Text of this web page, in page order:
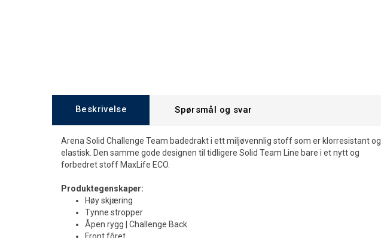
Beskrivelse Spørsmål og svar
Arena Solid Challenge Team badedrakt i ett miljøvennlig stoff som er klorresistant og
elastisk. Den samme gode designen til tidligere Solid Team Line bare i et nytt og
forbedret stoff MaxLife ECO.
Produktegenskaper:
Høy skjæring
Tynne stropper
Åpen rygg | Challenge Back